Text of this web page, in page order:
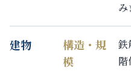
み
建物
構造・規
模
鉄